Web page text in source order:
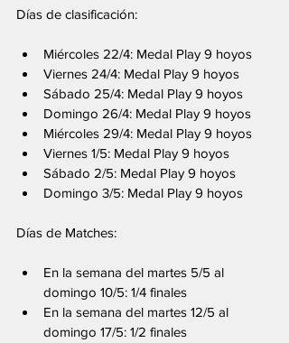
Días de clasificación:
Miércoles 22/4: Medal Play 9 hoyos
Viernes 24/4: Medal Play 9 hoyos
Sábado 25/4: Medal Play 9 hoyos
Domingo 26/4: Medal Play 9 hoyos
Miércoles 29/4: Medal Play 9 hoyos
Viernes 1/5: Medal Play 9 hoyos
Sábado 2/5: Medal Play 9 hoyos
Domingo 3/5: Medal Play 9 hoyos
Días de Matches:
En la semana del martes 5/5 al
domingo 10/5: 1/4 finales
En la semana del martes 12/5 al
domingo 17/5: 1/2 finales